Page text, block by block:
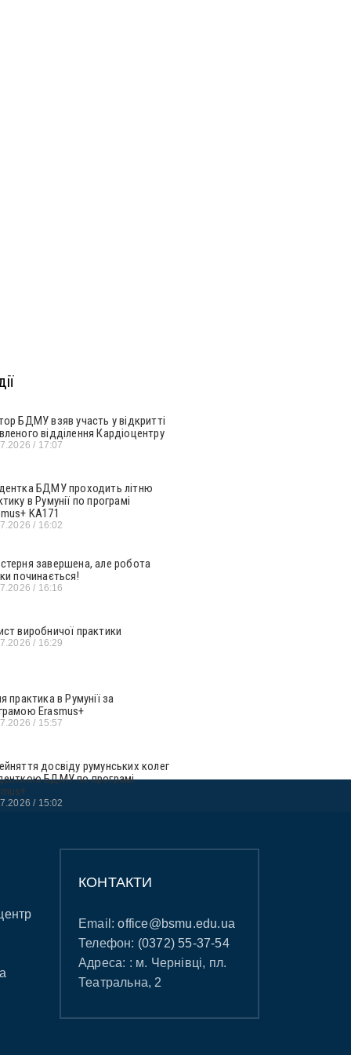
БДМУ взяв участь у відкритті
відділення Кардіоцентру
17:07
БДМУ проходить літню
в Румунії по програмі
KA171
16:02
завершена, але робота
починається!
16:16
виробничої практики
16:29
практика в Румунії за
Erasmus+
15:57
досвіду румунських колег
БДМУ по програмі
15:02
КОНТАКТИ
Email:office@bsmu.edu.ua
Телефон: (0372) 55-37-54
Адреса: : м. Чернівці, пл.
Театральна, 2